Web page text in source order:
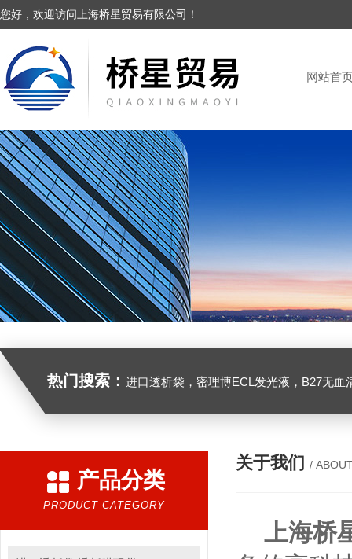
您好，欢迎访问上海桥星贸易有限公司！
网站首
热门搜索： 进口透析袋，密理博ECL发光液，B27无血清培养基，N2培养基，紫外酶标板，Gibco胶原酶，
产品分类
PRODUCT CATEGORY
关于我们 /
上海桥